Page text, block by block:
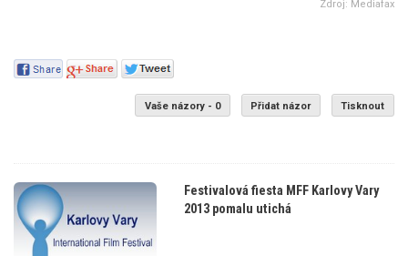
Zdroj: Mediafax
Vaše názory - 0 Přidat názor Tisknout
Festivalová fiesta MFF Karlovy Vary
2013 pomalu utichá